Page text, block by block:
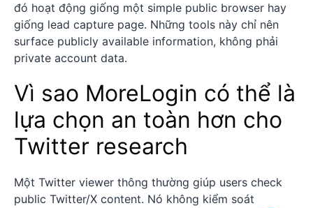
đó hoạt động giống một simple public browser hay
giống lead capture page. Những tools này chỉ nên
surface publicly available information, không phải
private account data.
Vì sao MoreLogin có thể là
lựa chọn an toàn hơn cho
Twitter research
Một Twitter viewer thông thường giúp users check
public Twitter/X content. Nó không kiểm soát